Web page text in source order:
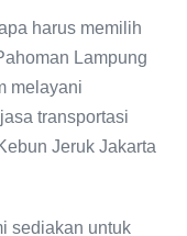
harus memilih
Lampung
melayani
transportasi
Jeruk Jakarta
sediakan untuk